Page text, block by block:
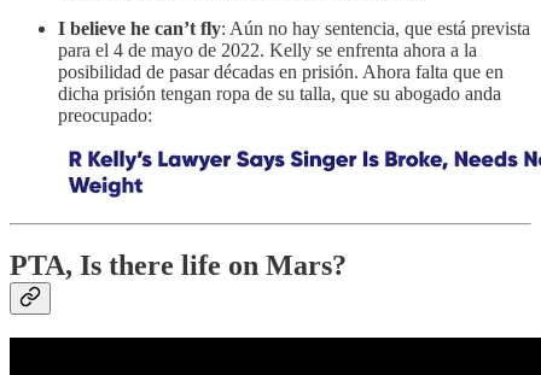
I believe he can’t fly: Aún no hay sentencia, que está prevista
para el 4 de mayo de 2022. Kelly se enfrenta ahora a la
posibilidad de pasar décadas en prisión. Ahora falta que en
dicha prisión tengan ropa de su talla, que su abogado anda
preocupado:
PTA, Is there life on Mars?